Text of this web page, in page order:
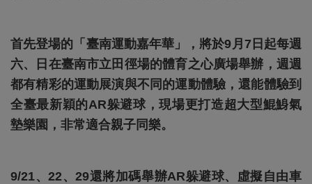
首先登場的「臺南運動嘉年華」，將於9月7日起每週
六、日在臺南市立田徑場的體育之心廣場舉辦，週週
都有精彩的運動展演與不同的運動體驗，還能體驗到
全臺最新穎的AR躲避球，現場更打造超大型鯤鯓氣
墊樂園，非常適合親子同樂。
9/21、22、29還將加碼舉辦AR躲避球、虛擬自由車